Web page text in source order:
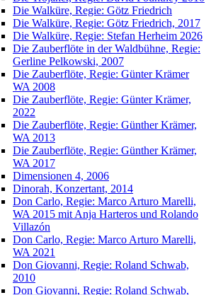
Die Walküre, Regie: Götz Friedrich
Die Walküre, Regie: Götz Friedrich, 2017
Die Walküre, Regie: Stefan Herheim 2026
Die Zauberflöte in der Waldbühne, Regie:
Gerline Pelkowski, 2007
Die Zauberflöte, Regie: Günter Krämer
WA 2008
Die Zauberflöte, Regie: Günter Krämer,
2022
Die Zauberflöte, Regie: Günther Krämer,
WA 2013
Die Zauberflöte, Regie: Günther Krämer,
WA 2017
Dimensionen 4, 2006
Dinorah, Konzertant, 2014
Don Carlo, Regie: Marco Arturo Marelli,
WA 2015 mit Anja Harteros und Rolando
Villazón
Don Carlo, Regie: Marco Arturo Marelli,
WA 2021
Don Giovanni, Regie: Roland Schwab,
2010
Don Giovanni, Regie: Roland Schwab,